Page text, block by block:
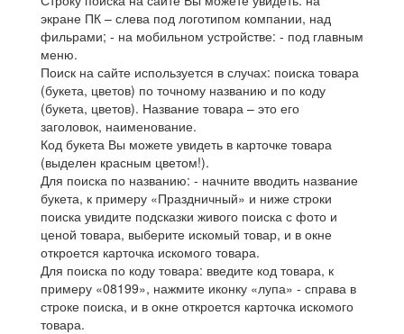
экране ПК – слева под логотипом компании, над
фильрами; - на мобильном устройстве: - под главным
меню.
Поиск на сайте используется в случах: поиска товара
(букета, цветов) по точному названию и по коду
(букета, цветов). Название товара – это его
заголовок, наименование.
Код букета Вы можете увидеть в карточке товара
(выделен красным цветом!).
Для поиска по названию: - начните вводить название
букета, к примеру «Праздничный» и ниже строки
поиска увидите подсказки живого поиска с фото и
ценой товара, выберите искомый товар, и в окне
откроется карточка искомого товара.
Для поиска по коду товара: введите код товара, к
примеру «08199», нажмите иконку «лупа» - справа в
строке поиска, и в окне откроется карточка искомого
товара.